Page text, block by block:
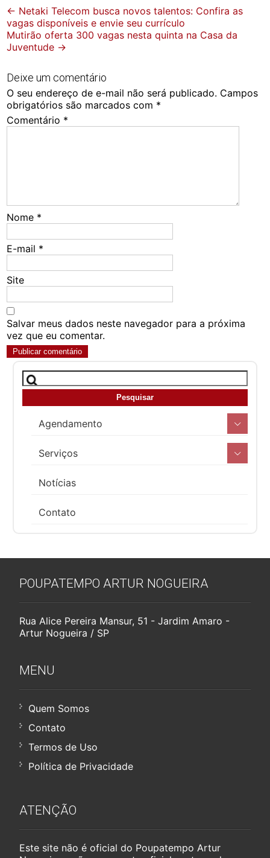
Post
navigation
← Netaki Telecom busca novos talentos: Confira as
vagas disponíveis e envie seu currículo
Mutirão oferta 300 vagas nesta quinta na Casa da
Juventude →
Deixe um comentário
O seu endereço de e-mail não será publicado. Campos
obrigatórios são marcados com *
Comentário *
Nome *
E-mail *
Site
Salvar meus dados neste navegador para a próxima
vez que eu comentar.
Agendamento
Serviços
Notícias
Contato
POUPATEMPO ARTUR NOGUEIRA
Rua Alice Pereira Mansur, 51 - Jardim Amaro -
Artur Nogueira / SP
MENU
Quem Somos
Contato
Termos de Uso
Política de Privacidade
ATENÇÃO
Este site não é oficial do Poupatempo Artur